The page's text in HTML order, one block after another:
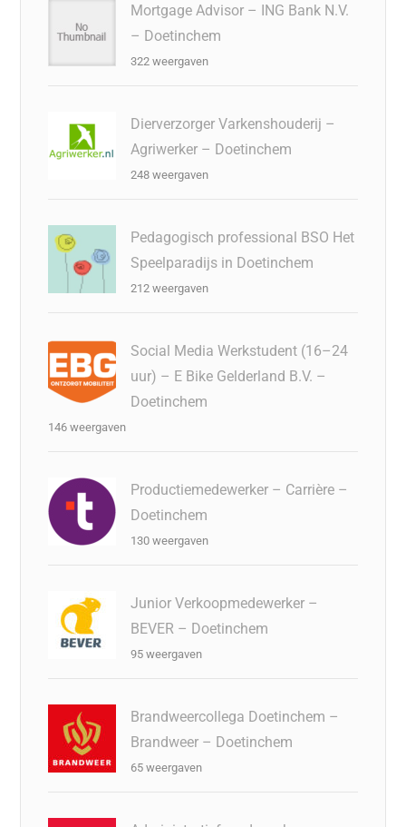
Mortgage Advisor – ING Bank N.V.
– Doetinchem
322 weergaven
Dierverzorger Varkenshouderij –
Agriwerker – Doetinchem
248 weergaven
Pedagogisch professional BSO Het
Speelparadijs in Doetinchem
212 weergaven
Social Media Werkstudent (16–24
uur) – E Bike Gelderland B.V. –
Doetinchem
146 weergaven
Productiemedewerker – Carrière –
Doetinchem
130 weergaven
Junior Verkoopmedewerker –
BEVER – Doetinchem
95 weergaven
Brandweercollega Doetinchem –
Brandweer – Doetinchem
65 weergaven